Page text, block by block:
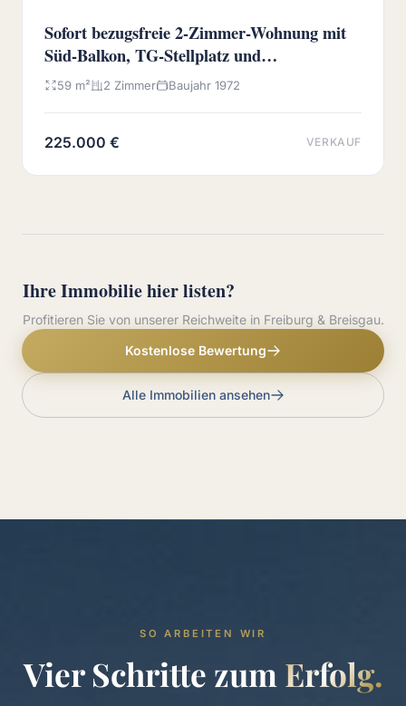
Sofort bezugsfreie 2-Zimmer-Wohnung mit
Süd-Balkon, TG-Stellplatz und
Wochenmarkt vor der Haustür
59 m² 2 Zimmer Baujahr 1972
225.000 € VERKAUF
Ihre Immobilie hier listen?
Profitieren Sie von unserer Reichweite in Freiburg & Breisgau.
Kostenlose Bewertung
Alle Immobilien ansehen
SO ARBEITEN WIR
Vier Schritte zum Erfolg.